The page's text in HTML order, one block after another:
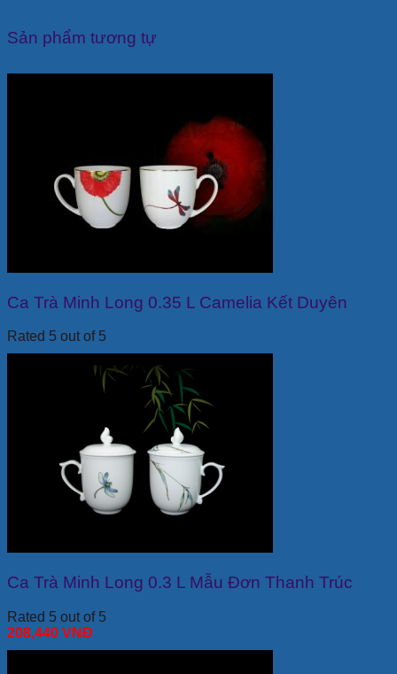
Sản phẩm tương tự
Ca Trà Minh Long 0.35 L Camelia Kết Duyên
Rated 5 out of 5
Ca Trà Minh Long 0.3 L Mẫu Đơn Thanh Trúc
Rated 5 out of 5
208,440 VNĐ